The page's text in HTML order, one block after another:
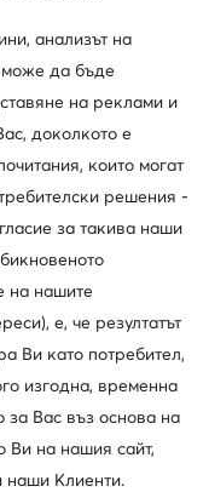
Дамски
Hills Polo Club
анализът на
може да бъде
на реклами и
доколкото е
които могат
решения -
за такива наши
на нашите
е, че резултатът
Ви като потребител,
изгодна, временна
за Вас въз основа на
Ви на нашия сайт,
наши Клиенти.